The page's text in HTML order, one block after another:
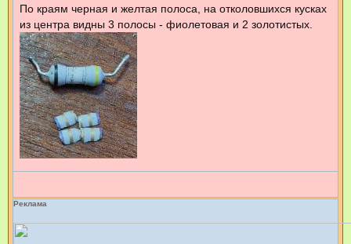
и
е
По краям черная и желтая полоса, на отколовшихся кусках
из центра видны 3 полосы - фиолетовая и 2 золотистых.
Реклама